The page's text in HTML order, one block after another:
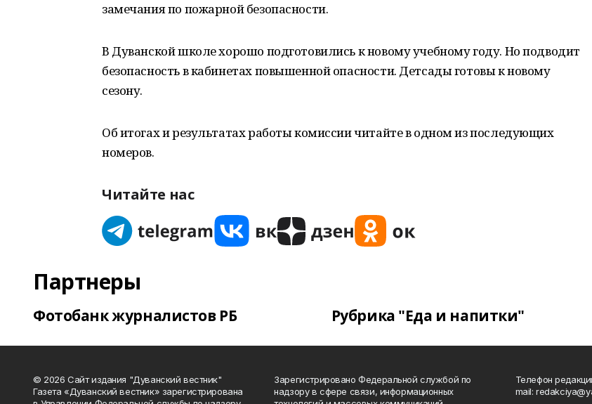
замечания по пожарной безопасности.
В Дуванской школе хорошо подготовились к новому учебному году. Но подводит
безопасность в кабинетах повышенной опасности. Детсады готовы к новому
сезону.
Об итогах и результатах работы комиссии читайте в одном из последующих
номеров.
Читайте нас
Партнеры
Фотобанк журналистов РБ Рубрика "Еда и напитки"
© 2026 Сайт издания "Дуванский вестник"
Газета «Дуванский вестник» зарегистрирована
Зарегистрировано Федеральной службой по
надзору в сфере связи, информационных
Телефон
mail: